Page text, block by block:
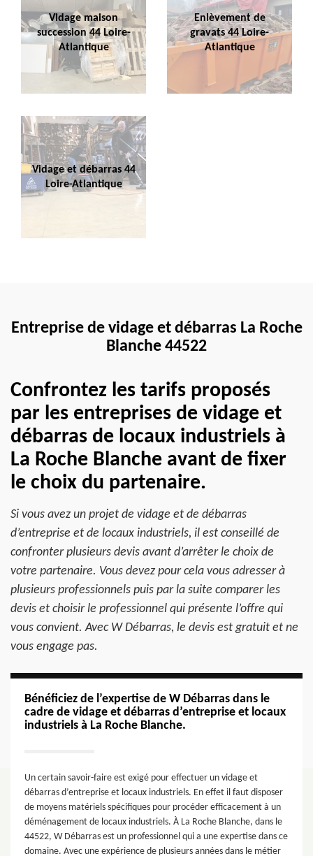
Vidage maison
succession 44 Loire-
Atlantique
Enlèvement de
gravats 44 Loire-
Atlantique
Vidage et débarras 44
Loire-Atlantique
Entreprise de vidage et débarras La Roche
Blanche 44522
Confrontez les tarifs proposés
par les entreprises de vidage et
débarras de locaux industriels à
La Roche Blanche avant de fixer
le choix du partenaire.
Si vous avez un projet de vidage et de débarras
d’entreprise et de locaux industriels, il est conseillé de
confronter plusieurs devis avant d’arrêter le choix de
votre partenaire. Vous devez pour cela vous adresser à
plusieurs professionnels puis par la suite comparer les
devis et choisir le professionnel qui présente l’offre qui
vous convient. Avec W Débarras, le devis est gratuit et ne
vous engage pas.
Bénéficiez de l’expertise de W Débarras dans le
cadre de vidage et débarras d’entreprise et locaux
industriels à La Roche Blanche.
Un certain savoir-faire est exigé pour effectuer un vidage et
débarras d’entreprise et locaux industriels. En effet il faut disposer
de moyens matériels spécifiques pour procéder efficacement à un
déménagement de locaux industriels. À La Roche Blanche, dans le
44522, W Débarras est un professionnel qui a une expertise dans ce
domaine. Avec une expérience de plusieurs années dans le métier